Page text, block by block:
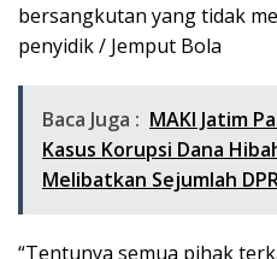
bersangkutan yang tidak
penyidik / Jemput Bola
Baca Juga : MAKI Jatim
Kasus Korupsi Dana
Melibatkan Sejumlah
“Tentunya semua pihak